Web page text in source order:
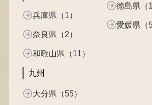
兵庫県（1）
奈良県（2）
和歌山県（11）
徳島県（1
愛媛県（5
九州
大分県（55）